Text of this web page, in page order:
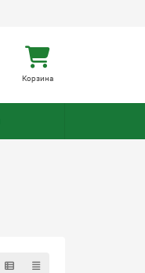
Корзина